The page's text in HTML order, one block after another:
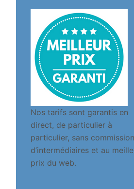
Nos tarifs sont garantis en
direct, de particulier à
particulier, sans
d’intermédiaires et au
prix du web.